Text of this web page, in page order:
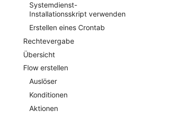
Systemdienst-
Installationsskript verwenden
Erstellen eines Crontab
Rechtevergabe
Übersicht
Flow erstellen
Auslöser
Konditionen
Aktionen